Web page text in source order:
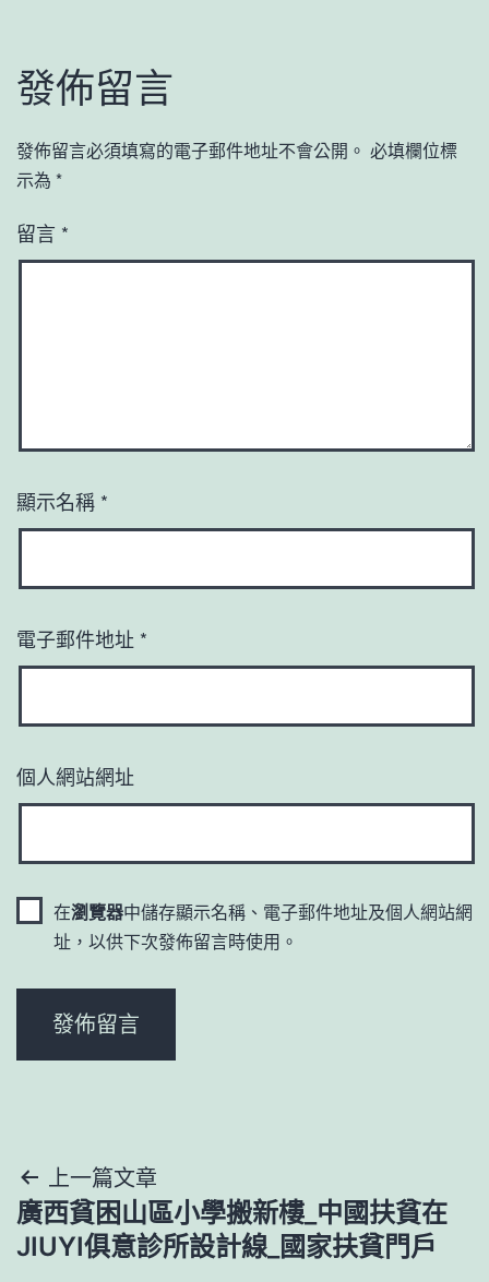
發佈留言
發佈留言必須填寫的電子郵件地址不會公開。 必填欄位標
示為 *
留言 *
顯示名稱 *
電子郵件地址 *
個人網站網址
在瀏覽器中儲存顯示名稱、電子郵件地址及個人網站網
址，以供下次發佈留言時使用。
文
章
上一篇文章
廣西貧困山區小學搬新樓_中國扶貧在
JIUYI俱意診所設計線_國家扶貧門戶